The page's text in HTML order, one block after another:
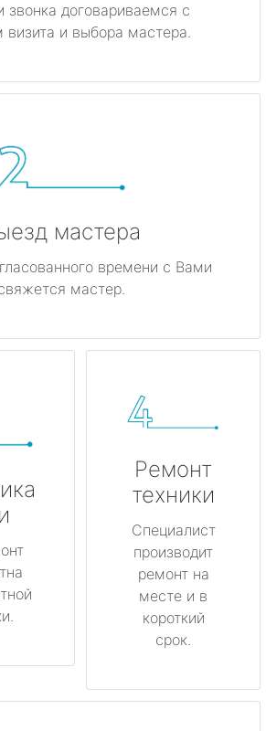
звонка договариваемся с
визита и выбора мастера.
мастера
времени с Вами
мастер.
Ремонт
техники
Специалист
производит
ремонт на
месте и в
короткий
срок.